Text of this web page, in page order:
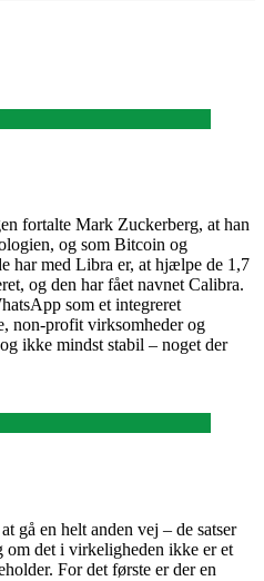
fortalte Mark Zuckerberg, at han
og som Bitcoin og
har med Libra er, at hjælpe de 1,7
og den har fået navnet Calibra.
som et integreret
non-profit virksomheder og
ikke mindst stabil – noget der
gå en helt anden vej – de satser
om det i virkeligheden ikke er et
For det første er der en